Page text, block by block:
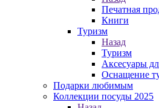
Печатная
Книги
Туризм
Назад
Туризм
Аксесуары
Оснащение
Подарки любимым
Коллекции посуды 2025